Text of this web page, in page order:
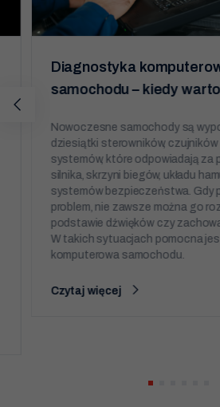
Diagnostyka
samochodu – kiedy
Nowoczesne samochody są
dziesiątki sterowników,
systemów, które odpowiadają za
silnika, skrzyni biegów, układu
systemów bezpieczeństwa. Gdy
problem, nie zawsze można go
podstawie dźwięków czy
W takich sytuacjach pomocna
komputerowa samochodu.
Czytaj więcej
na
na